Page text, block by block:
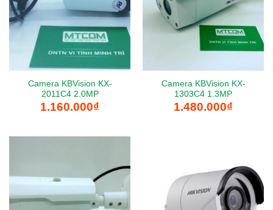
Camera KBVision KX-
2011C4 2.0MP
1.160.000₫
Camera KBVision KX-
1303C4 1.3MP
1.480.000₫